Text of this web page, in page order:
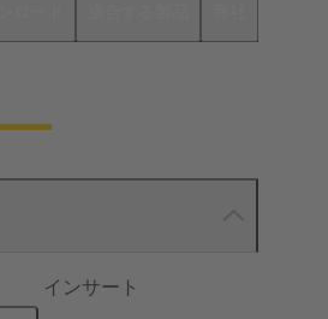
インサート